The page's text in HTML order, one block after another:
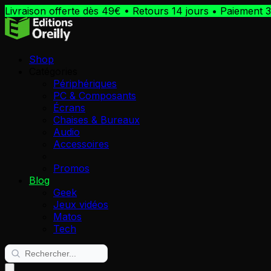
Livraison offerte dès 49€ • Retours 14 jours • Paiement
Shop
Périphériques
PC & Composants
Écrans
Chaises & Bureaux
Audio
Accessoires
Promos
Blog
Geek
Jeux vidéos
Matos
Tech